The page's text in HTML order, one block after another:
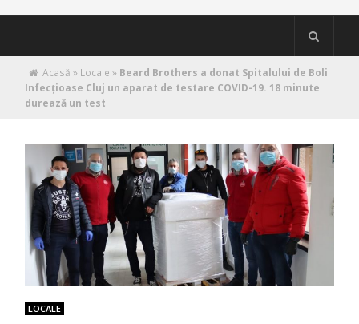
Acasă » Locale » Beard Brothers a donat Spitalului de Boli
Infecțioase Cluj un aparat de testare COVID-19. 18 minute
durează un test
LOCALE